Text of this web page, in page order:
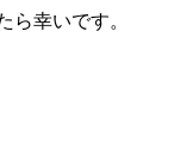
ら幸いです。